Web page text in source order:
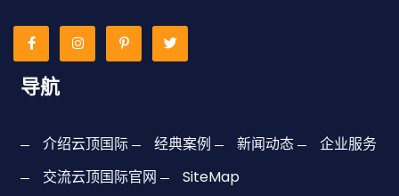
导航
介绍云顶国际 经典案例 新闻动态
企业服务
交流云顶国际官网
SiteMap